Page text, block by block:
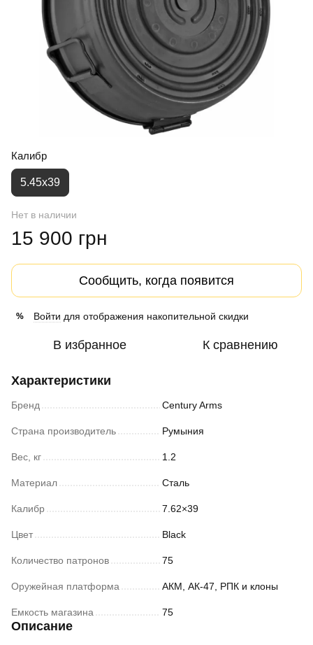
Калибр
5.45х39
Нет в наличии
15 900 грн
Сообщить, когда появится
% Войти для отображения накопительной скидки
В избранное К сравнению
Характеристики
Бренд Century Arms
Страна производитель Румыния
Вес, кг 1.2
Материал Сталь
Калибр 7.62×39
Цвет Black
Количество патронов 75
Оружейная платформа АКМ, АК-47, РПК и клоны
Емкость магазина 75
Описание